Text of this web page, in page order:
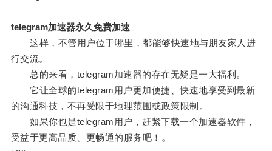
telegram加速器永久免费加速
这样，不管用户位于哪里，都能够快速地与朋友家人进
行交流。
总的来看，telegram加速器的存在无疑是一大福利。
它让全球的telegram用户更加便捷、快速地享受到最新
的沟通科技，不再受限于地理范围或政策限制。
如果你也是telegram用户，赶紧下载一个加速器软件，
受益于更高品质、更畅通的服务吧！。